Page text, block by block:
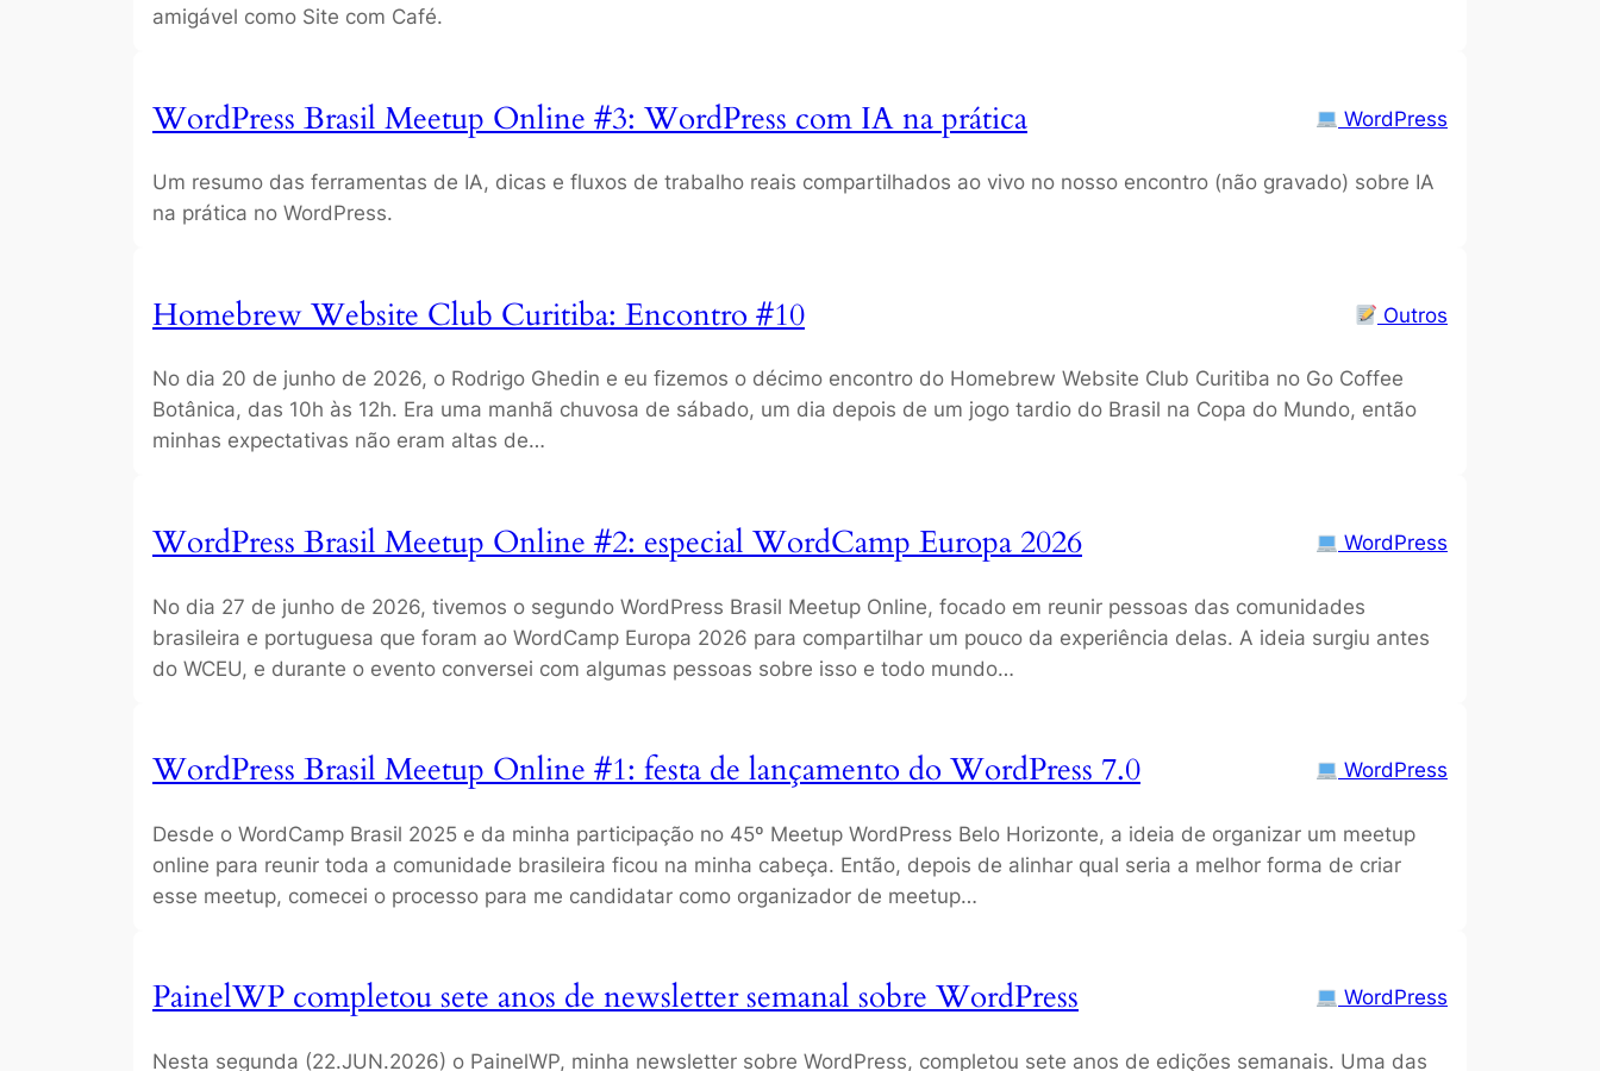
amigável como Site com Café.
WordPress Brasil Meetup Online #3: WordPress com IA na prática WordPress
Um resumo das ferramentas de IA, dicas e fluxos de trabalho reais compartilhados ao vivo no nosso encontro (não gravado) sobre IA
na prática no WordPress.
Homebrew Website Club Curitiba: Encontro #10 Outros
No dia 20 de junho de 2026, o Rodrigo Ghedin e eu fizemos o décimo encontro do Homebrew Website Club Curitiba no Go Coffee
Botânica, das 10h às 12h. Era uma manhã chuvosa de sábado, um dia depois de um jogo tardio do Brasil na Copa do Mundo, então
minhas expectativas não eram altas de…
WordPress Brasil Meetup Online #2: especial WordCamp Europa 2026 WordPress
No dia 27 de junho de 2026, tivemos o segundo WordPress Brasil Meetup Online, focado em reunir pessoas das comunidades
brasileira e portuguesa que foram ao WordCamp Europa 2026 para compartilhar um pouco da experiência delas. A ideia surgiu antes
do WCEU, e durante o evento conversei com algumas pessoas sobre isso e todo mundo…
WordPress Brasil Meetup Online #1: festa de lançamento do WordPress 7.0 WordPress
Desde o WordCamp Brasil 2025 e da minha participação no 45º Meetup WordPress Belo Horizonte, a ideia de organizar um meetup
online para reunir toda a comunidade brasileira ficou na minha cabeça. Então, depois de alinhar qual seria a melhor forma de criar
esse meetup, comecei o processo para me candidatar como organizador de meetup…
PainelWP completou sete anos de newsletter semanal sobre WordPress WordPress
Nesta segunda (22.JUN.2026) o PainelWP, minha newsletter sobre WordPress, completou sete anos de edições semanais. Uma das